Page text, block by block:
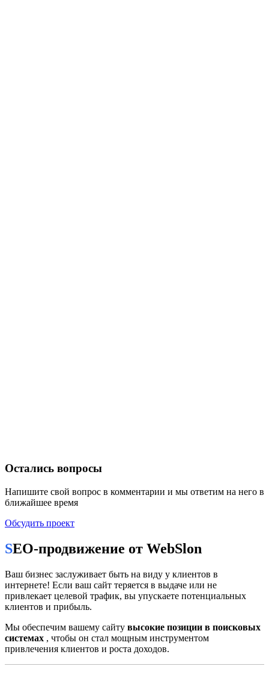
Остались вопросы
Напишите свой вопрос в комментарии и мы ответим на него в
ближайшее время
Обсудить проект
SEO-продвижение от WebSlon
Ваш бизнес заслуживает быть на виду у клиентов в
интернете! Если ваш сайт теряется в выдаче или не
привлекает целевой трафик, вы упускаете потенциальных
клиентов и прибыль.
Мы обеспечим вашему сайту высокие позиции в поисковых
системах , чтобы он стал мощным инструментом
привлечения клиентов и роста доходов.